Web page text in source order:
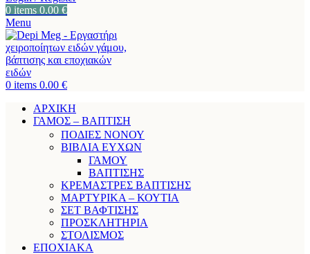
0 items 0.00 €
Menu
0 items 0.00 €
ΑΡΧΙΚΗ
ΓΑΜΟΣ – ΒΑΠΤΙΣΗ
ΠΟΔΙΕΣ ΝΟΝΟΥ
ΒΙΒΛΙΑ ΕΥΧΩΝ
ΓΑΜΟΥ
ΒΑΠΤΙΣΗΣ
ΚΡΕΜΑΣΤΡΕΣ ΒΑΠΤΙΣΗΣ
ΜΑΡΤΥΡΙΚΑ – ΚΟΥΤΙΑ
ΣΕΤ ΒΑΦΤΙΣΗΣ
ΠΡΟΣΚΛΗΤΗΡΙΑ
ΣΤΟΛΙΣΜΟΣ
ΕΠΟΧΙΑΚΑ